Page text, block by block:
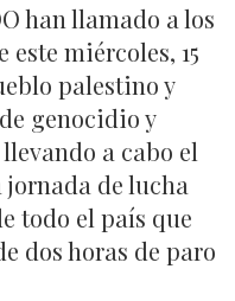
han llamado a los
miércoles, 15
palestino y
genocidio y
a cabo el
de lucha
todo el país que
dos horas de paro